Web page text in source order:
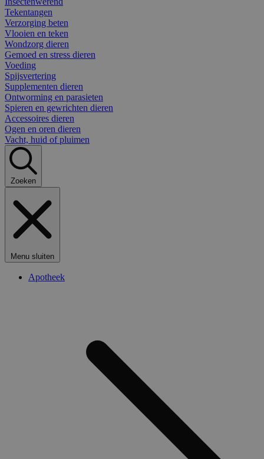
Tekentangen
Verzorging beten
Vlooien en teken
Wondzorg dieren
Gemoed en stress dieren
Voeding
Spijsvertering
Supplementen dieren
Ontworming en parasieten
Spieren en gewrichten dieren
Accessoires dieren
Ogen en oren dieren
Vacht, huid of pluimen
Zoeken
Menu sluiten
Apotheek